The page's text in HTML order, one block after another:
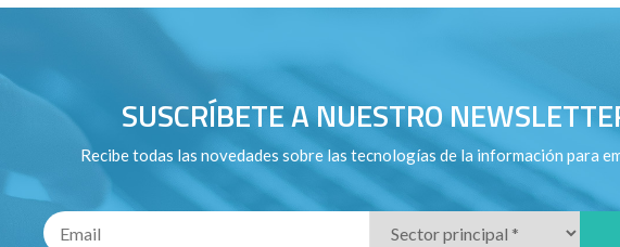
SUSCRÍBETE A NUESTRO
Recibe todas las novedades sobre las tecnologías de la información para